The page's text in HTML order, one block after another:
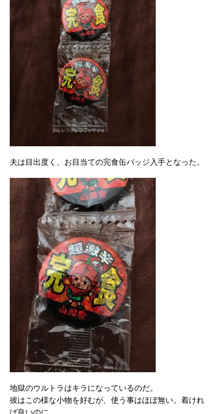
夫は目出度く、お目当ての完食缶バッジ入手となった。
地獄のウルトラはキラになっているのだ。
彼はこの様な小物を好むが、使う事はほぼ無い。着けれ